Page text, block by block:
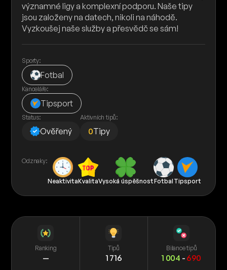
významné ligy a komplexní podporu. Naše tipy
jsou založeny na datech, nikoli na náhodě.
Vyzkoušej naše služby a přesvědč se sám!
Sporty:
Fotbal
Kanceláře:
Tipsport
Status:
Ověřený
Aktivních tipů:
0Tipy
Odznaky:
NeaktivitaKvalitaVysoká úspěšnostFotbal Tipsport
Ranking
—
Tipů
1 716
Bilance tipů
1 004 - 690